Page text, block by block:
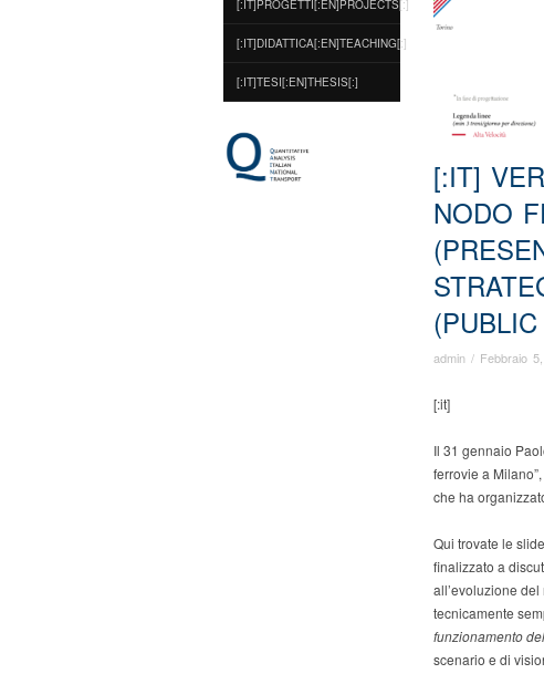
[:IT]PROGETTI[:EN]PROJECTS[:]
[:IT]DIDATTICA[:EN]TEACHING[:]
[:IT]TESI[:EN]THESIS[:]
[:IT]
NODO
admin / Febbraio
[:it]
Il 31 gennaio
ferrovie a
che ha
Qui trovate le
finalizzato a
all’evoluzione
tecnicamente
funzionamento
scenario e di